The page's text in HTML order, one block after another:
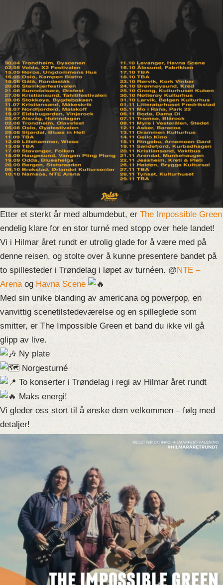
Etter et sterkt år med albumdebut, er The Impossible Green
endelig klare for en stor turné med stopp over hele landet!
Vi i Hilmar året rundt er utrolig glade for å være med på
denne reisen, og stolte over å kunne presentere bandet på
to spillesteder i Trøndelag i løpet av turnéen. @NTE –
Arena og Havna Scene
Med sin unike blanding av americana og powerpop, en
vanvittig scenetilstedeværelse og en spilleglede som
smitter, er The Impossible Green et band du ikke vil gå
glipp av live.
Ny plate
Norgesturné
To konserter i Trøndelag i regi av Hilmar året rundt
Maks energi!
Vi gleder oss stort til å ønske dem velkommen – følg med
detaljer!